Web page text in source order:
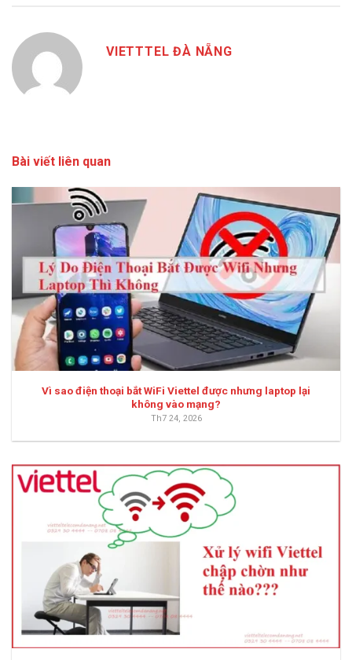
VIETTTEL ĐÀ NẴNG
Bài viết liên quan
Vì sao điện thoại bắt WiFi Viettel được nhưng laptop lại
không vào mạng?
Th7 24, 2026